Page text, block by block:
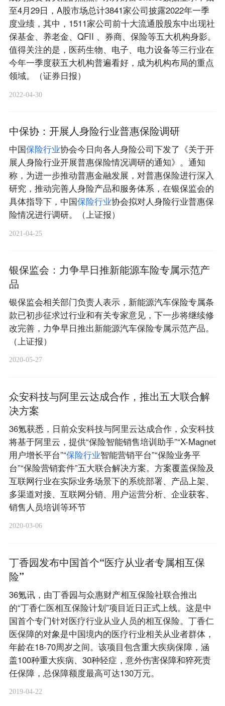
至4月29日，A股市场总计3841家公司披露2022年一季
度业绩，其中，1511家公司前十大流通股股东中出现社
保基金、养老金、QFII 、券商、保险等五大机构身影。
值得关注的是，医药生物、电子、电力设备等三行业在
今年一季度获五大机构普遍看好，成为机构布局的重点
领域。（证券日报）
2022-04-30
中保协：开展人身险行业普惠保险调研
中国保险行业协会今日向各人身险公司下发了《关于开
展人身险行业开展普惠保险情况调研的通知》。通知
称，为进一步推动普惠金融发展，对普惠保险进行深入
研究，推动完善人身险产品和服务体系，在银保监会的
具体指导下，中国保险行业协会拟对人身险行业普惠保
险情况进行调研。（上证报）
2021-04-25
银保监会：力争早日推新能源车险专属示范产
品
银保监会相关部门负责人表示，新能源汽车保险专属条
款已初步征求过行业和有关专家意见，下一步将继续修
改完善，力争早日推出新能源汽车保险专属示范产品。
（上证报）
2020-05-27
众安科技与阿里云达成合作，推出五大联合解
决方案
36氪获悉，日前众安科技与阿里云达成合作，众安科技
将基于阿里云，提供“保险智能销售培训助手”“X-Magnet
用户增长平台”“保险行业智能营销平台”“保险业务平
台”“保险营销套件”五大联合解决方案。方案覆盖保险及
互联网行业在实际业务场景下的系统部署、产品上架、
多渠道对接、互联网分销、用户运营分析、企业获客、
销售人员培训等环节
2020-03-06
丁香园发布中国首个“医疗从业者专属相互保
险”
36氪讯，由丁香园与众惠财产相互保险社联合推出
的“丁香仁医相互保险计划”项目近日正式上线。这是中
国首个专门针对医疗行业从业人员的相互保险。丁香仁
医保障的对象是中国境内的医疗行业相关从业者群体，
年龄在18-70周岁之间。该项目包含重大疾病保障，涵
盖100种重大疾病、30种轻症，意外伤害保障和猝死责
任保障，总保障额度最高可达130万元。
2019-04-22